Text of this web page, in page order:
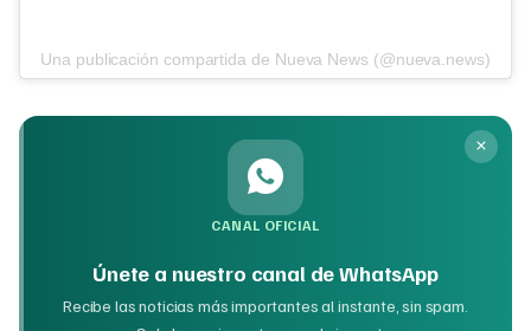
Una publicación compartida de Nueva News (@nueva.news)
CANAL OFICIAL
Únete a nuestro canal de WhatsApp
Recibe las noticias más importantes al instante, sin spam.